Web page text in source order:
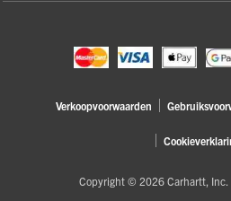
Verkoopvoorwaarden
Copyright © 2026 Carhartt, Inc.